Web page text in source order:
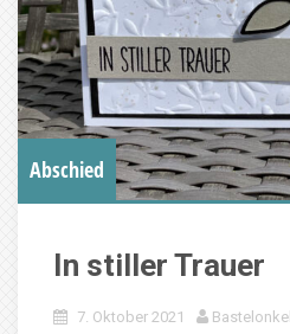
Abschied
In stiller Trauer
7. Oktober 2021 Bastelonkel